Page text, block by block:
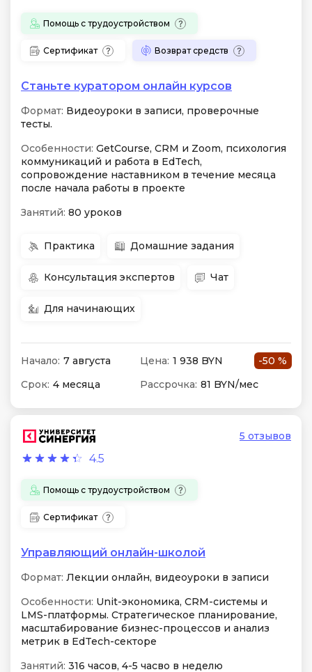
Помощь с трудоустройством
Сертификат Возврат средств
Станьте куратором онлайн курсов
Формат: Видеоуроки в записи, проверочные
тесты.
Особенности: GetCourse, CRM и Zoom, психология
коммуникаций и работа в EdTech,
сопровождение наставником в течение месяца
после начала работы в проекте
Занятий: 80 уроков
Практика Домашние задания
Консультация экспертов Чат
Для начинающих
Начало: 7 августа Цена: 1 938 BYN
-50 %
Срок: 4 месяца Рассрочка: 81 BYN/мес
4.5
5 отзывов
Помощь с трудоустройством
Сертификат
Управляющий онлайн-школой
Формат: Лекции онлайн, видеоуроки в записи
Особенности: Unit-экономика, CRM-системы и
LMS-платформы. Стратегическое планирование,
масштабирование бизнес-процессов и анализ
метрик в EdTech-секторе
Занятий: 316 часов, 4-5 часво в неделю